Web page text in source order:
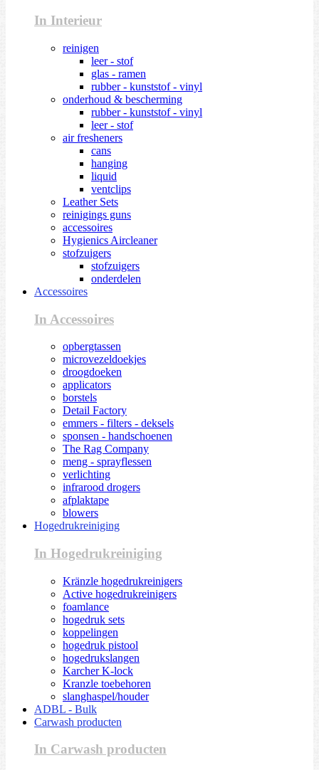
In Interieur
reinigen
leer - stof
glas - ramen
rubber - kunststof - vinyl
onderhoud & bescherming
rubber - kunststof - vinyl
leer - stof
air fresheners
cans
hanging
liquid
ventclips
Leather Sets
reinigings guns
accessoires
Hygienics Aircleaner
stofzuigers
stofzuigers
onderdelen
Accessoires
In Accessoires
opbergtassen
microvezeldoekjes
droogdoeken
applicators
borstels
Detail Factory
emmers - filters - deksels
sponsen - handschoenen
The Rag Company
meng - sprayflessen
verlichting
infrarood drogers
afplaktape
blowers
Hogedrukreiniging
In Hogedrukreiniging
Kränzle hogedrukreinigers
Active hogedrukreinigers
foamlance
hogedruk sets
koppelingen
hogedruk pistool
hogedrukslangen
Karcher K-lock
Kranzle toebehoren
slanghaspel/houder
ADBL - Bulk
Carwash producten
In Carwash producten